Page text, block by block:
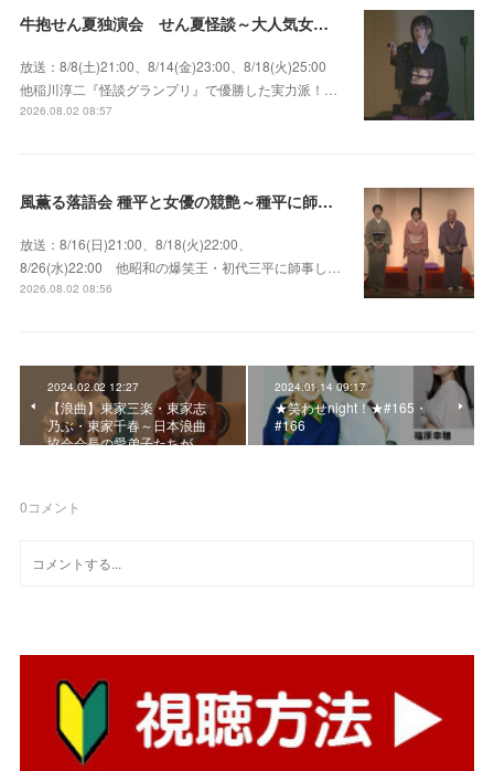
牛抱せん夏独演会 せん夏怪談～大人気女性怪談師とっておきの背筋も凍る…
放送：8/8(土)21:00、8/14(金)23:00、8/18(火)25:00
他稲川淳二『怪談グランプリ』で優勝した実力派！…
2026.08.02 08:57
風薫る落語会 種平と女優の競艶～種平に師事した女優たちが百花繚乱に咲き誇る大人気落語会
放送：8/16(日)21:00、8/18(火)22:00、
8/26(水)22:00 他昭和の爆笑王・初代三平に師事し…
2026.08.02 08:56
2024.02.02 12:27
【浪曲】東家三楽・東家志
乃ぶ・東家千春～日本浪曲
協会会長の愛弟子たちが…
2024.01.14 09:17
★笑わせnight！★#165・
#166
0コメント